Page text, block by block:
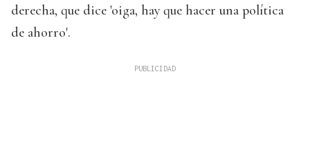
derecha, que dice 'oiga, hay que hacer una política
de ahorro'.